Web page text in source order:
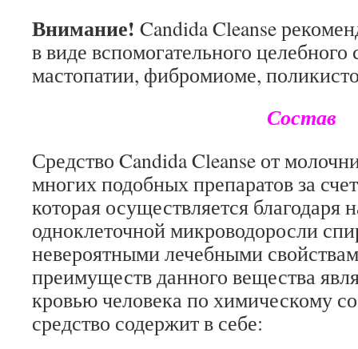
Внимание! Candida Cleanse
в виде вспомогательного целебного
мастопатии, фибромиоме,
Состав
Средство Candida Cleanse от
многих подобных препаратов за
которая осуществляется благодаря
одноклеточной микроводоросли
невероятными лечебными
преимуществ данного вещества
кровью человека по химическому
средство содержит в себе: